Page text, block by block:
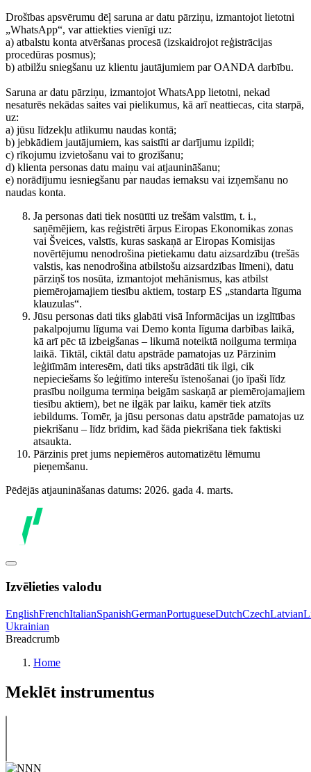
Drošības apsvērumu dēļ saruna ar datu pārziņu, izmantojot lietotni
„WhatsApp“, var attiekties vienīgi uz:
a) atbalstu konta atvēršanas procesā (izskaidrojot reģistrācijas
procedūras posmus);
b) atbilžu sniegšanu uz klientu jautājumiem par OANDA darbību.
Saruna ar datu pārziņu, izmantojot WhatsApp lietotni, nekad
nesaturēs nekādas saites vai pielikumus, kā arī neattiecas, cita starpā,
uz:
a) jūsu līdzekļu atlikumu naudas kontā;
b) jebkādiem jautājumiem, kas saistīti ar darījumu izpildi;
c) rīkojumu izvietošanu vai to grozīšanu;
d) klienta personas datu maiņu vai atjaunināšanu;
e) norādījumu iesniegšanu par naudas iemaksu vai izņemšanu no
naudas konta.
Ja personas dati tiek nosūtīti uz trešām valstīm, t. i.,
saņēmējiem, kas reģistrēti ārpus Eiropas Ekonomikas zonas
vai Šveices, valstīs, kuras saskaņā ar Eiropas Komisijas
novērtējumu nenodrošina pietiekamu datu aizsardzību (trešās
valstis, kas nenodrošina atbilstošu aizsardzības līmeni), datu
pārziņš tos nosūta, izmantojot mehānismus, kas atbilst
piemērojamajiem tiesību aktiem, tostarp ES „standarta līguma
klauzulas“.
Jūsu personas dati tiks glabāti visā Informācijas un izglītības
pakalpojumu līguma vai Demo konta līguma darbības laikā,
kā arī pēc tā izbeigšanas – likumā noteiktā noilguma termiņa
laikā. Tiktāl, ciktāl datu apstrāde pamatojas uz Pārzinim
leģitīmām interesēm, dati tiks apstrādāti tik ilgi, cik
nepieciešams šo leģitīmo interešu īstenošanai (jo īpaši līdz
prasību noilguma termiņa beigām saskaņā ar piemērojamajiem
tiesību aktiem), bet ne ilgāk par laiku, kamēr tiek atzīts
iebildums. Tomēr, ja jūsu personas datu apstrāde pamatojas uz
piekrišanu – līdz brīdim, kad šāda piekrišana tiek faktiski
atsaukta.
Pārzinis pret jums nepiemēros automatizētu lēmumu
pieņemšanu.
Pēdējās atjaunināšanas datums: 2026. gada 4. marts.
Izvēlieties valodu
EnglishFrenchItalianSpanishGermanPortugueseDutchCzechLatvian
Ukrainian
Breadcrumb
Home
Meklēt instrumentus